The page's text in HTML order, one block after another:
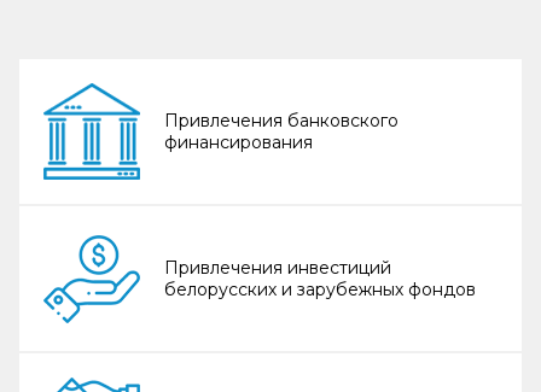
Привлечения банковского
финансирования
Привлечения инвестиций
белорусских и зарубежных фондов